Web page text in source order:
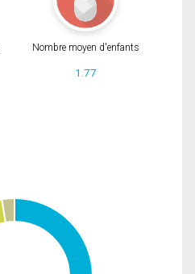
Nombre moyen d'enfants
1.77